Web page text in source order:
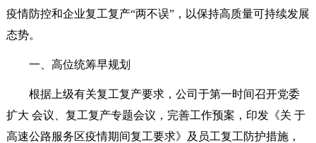
疫情防控和企业复工复产“两不误”，以保持高质量可持续发展
态势。
一、高位统筹早规划
根据上级有关复工复产要求，公司于第一时间召开党委
扩大 会议、复工复产专题会议，完善工作预案，印发《关 于
高速公路服务区疫情期间复工要求》及员工复工防护措施，